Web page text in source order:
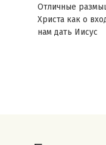
Отличные
Христа как о
нам дать Иисус